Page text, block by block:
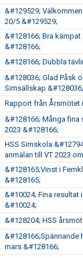
&#129529;
20/5 &#129529;
&#128166; Bra
&#128166;
&#128166; Dubbla
&#128036; Glad Påsk
Simsällskap &#128036;
Rapport från Årsmötet
&#128166; Många fina
2023 &#128166;
HSS Simskola
anmälan till VT 2023
&#128165;Vinst i
&#128165;
&#10024; Fina resultat
&#10024;
&#128204; HSS
&#128166;Spännande
mars &#128166;